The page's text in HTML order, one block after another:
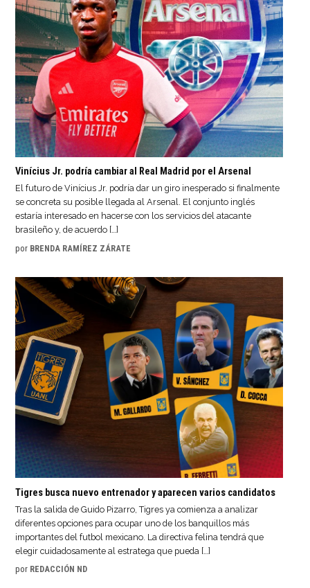
Vinícius Jr. podría cambiar al Real Madrid por el Arsenal
El futuro de Vinícius Jr. podría dar un giro inesperado si finalmente
se concreta su posible llegada al Arsenal. El conjunto inglés
estaría interesado en hacerse con los servicios del atacante
brasileño y, de acuerdo […]
por BRENDA RAMÍREZ ZÁRATE
Tigres busca nuevo entrenador y aparecen varios candidatos
Tras la salida de Guido Pizarro, Tigres ya comienza a analizar
diferentes opciones para ocupar uno de los banquillos más
importantes del futbol mexicano. La directiva felina tendrá que
elegir cuidadosamente al estratega que pueda […]
por REDACCIÓN ND